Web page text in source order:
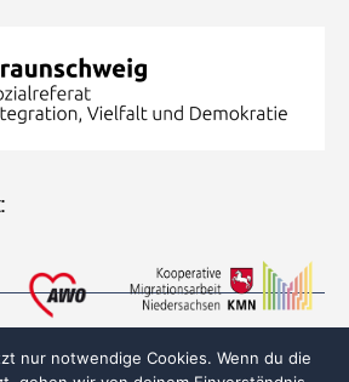
nur notwendige Cookies. Wenn du die